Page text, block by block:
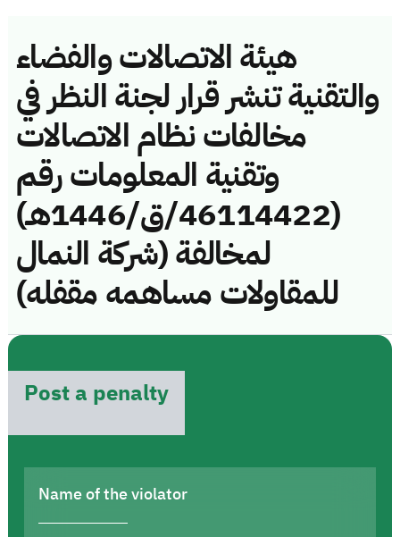
هيئة الاتصالات والفضاء
والتقنية تنشر قرار لجنة النظر في
مخالفات نظام الاتصالات
وتقنية المعلومات رقم
(46114422/ق/1446هـ)
لمخالفة (شركة النمال
للمقاولات مساهمه مقفله)
Post a penalty
Name of the violator